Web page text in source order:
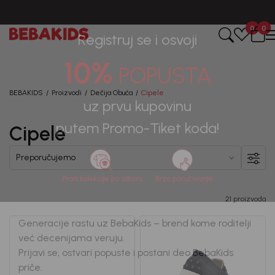
0
0
BEBAKIDS Proizvodi Dečija Obuća Cipele
Cipele
21 proizvoda
Registruj se i osvoji
10%POPUSTA
uz prvu kupovinu
putem Promo-Tiket koda!
Generacije rastu uz BebaKids – brend kome roditelji
već decenijama veruju.